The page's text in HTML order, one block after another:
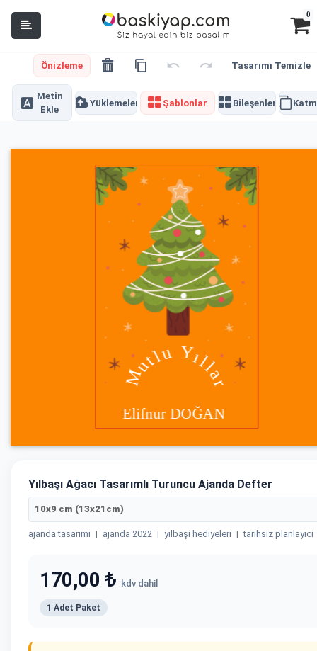
0
Önizleme Tasarımı Temizle
Metin
Ekle
Yüklemeler Şablonlar Bileşenler
Yılbaşı Ağacı Tasarımlı Turuncu Ajanda Defter
10x9 cm (13x21cm)
ajanda tasarımı | ajanda 2022 | yılbaşı hediyeleri | tarihsiz planlayıcı
170,00 ₺ kdv dahil
1 Adet Paket